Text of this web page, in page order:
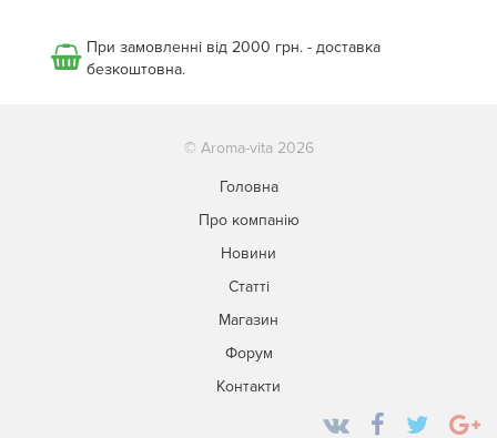
При замовленні від 2000 грн. - доставка
безкоштовна.
© Aroma-vita 2026
Головна
Про компанію
Новини
Статті
Магазин
Форум
Контакти